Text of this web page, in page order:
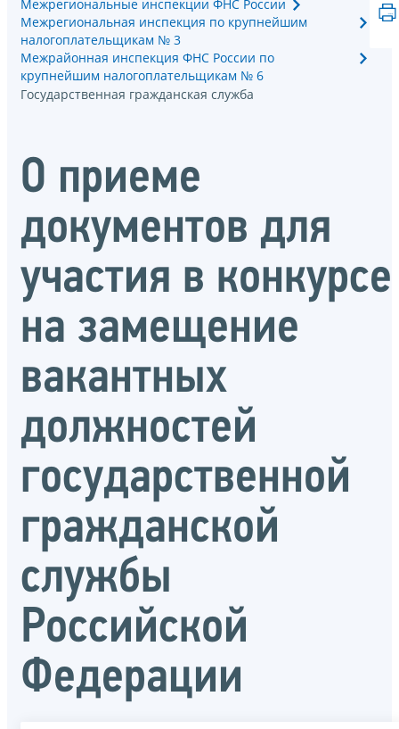
Межрегиональные инспекции ФНС России
Межрегиональная инспекция по крупнейшим
налогоплательщикам № 3
Межрайонная инспекция ФНС России по
крупнейшим налогоплательщикам № 6
Государственная гражданская служба
О приеме
документов для
участия в конкурсе
на замещение
вакантных
должностей
государственной
гражданской
службы
Российской
Федерации